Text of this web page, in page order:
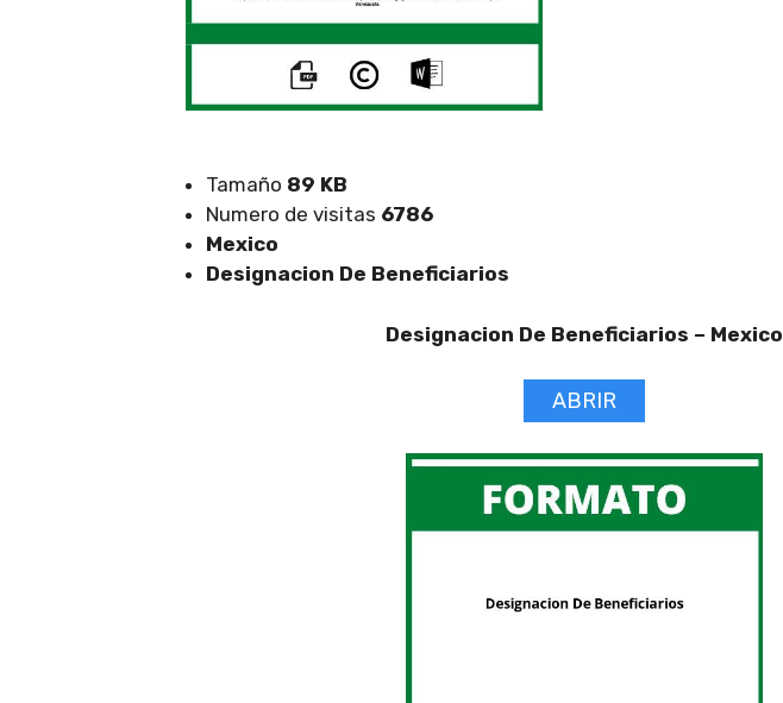
Tamaño 89 KB
Numero de visitas 6786
Mexico
Designacion De Beneficiarios
Designacion De Beneficiarios – Mexico
ABRIR